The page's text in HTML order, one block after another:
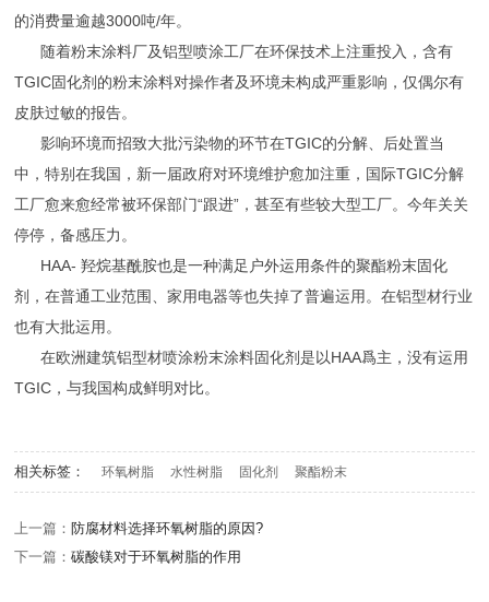
的消费量逾越3000吨/年。
随着粉末涂料厂及铝型喷涂工厂在环保技术上注重投入，含有
TGIC固化剂的粉末涂料对操作者及环境未构成严重影响，仅偶尔有
皮肤过敏的报告。
影响环境而招致大批污染物的环节在TGIC的分解、后处置当
中，特别在我国，新一届政府对环境维护愈加注重，国际TGIC分解
工厂愈来愈经常被环保部门“跟进”，甚至有些较大型工厂。今年关关
停停，备感压力。
HAA- 羟烷基酰胺也是一种满足户外运用条件的聚酯粉末固化
剂，在普通工业范围、家用电器等也失掉了普遍运用。在铝型材行业
也有大批运用。
在欧洲建筑铝型材喷涂粉末涂料固化剂是以HAA爲主，没有运用
TGIC，与我国构成鲜明对比。
相关标签： 环氧树脂 水性树脂 固化剂 聚酯粉末
上一篇： 防腐材料选择环氧树脂的原因?
下一篇：碳酸镁对于环氧树脂的作用